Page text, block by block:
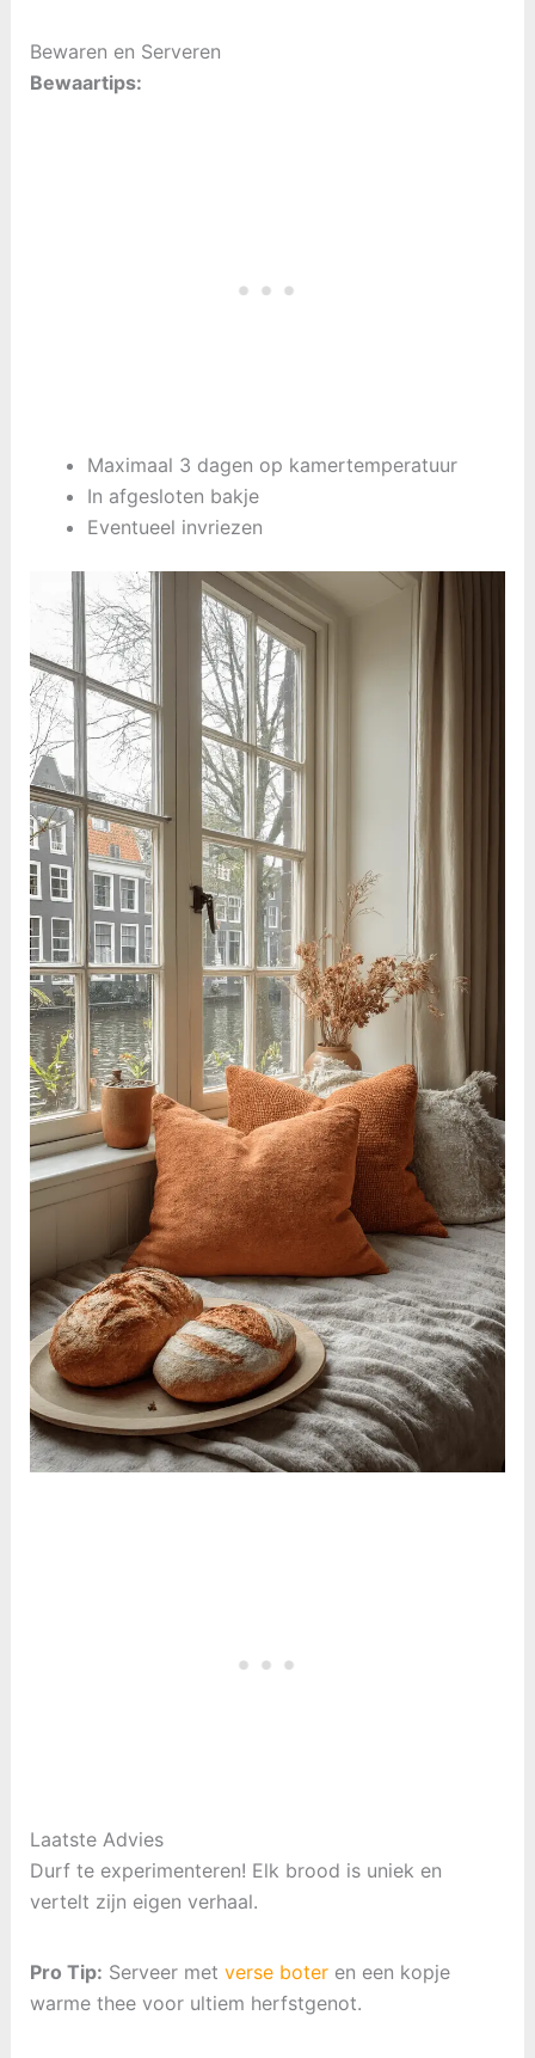
Bewaren en Serveren
Bewaartips:
Maximaal 3 dagen op kamertemperatuur
In afgesloten bakje
Eventueel invriezen
Laatste Advies
Durf te experimenteren! Elk brood is uniek en
vertelt zijn eigen verhaal.
Pro Tip: Serveer met verse boteren een kopje
warme thee voor ultiem herfstgenot.